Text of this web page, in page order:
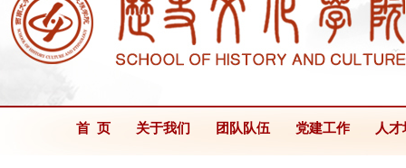
首 页 关于我们 团队队伍 党建工作 人